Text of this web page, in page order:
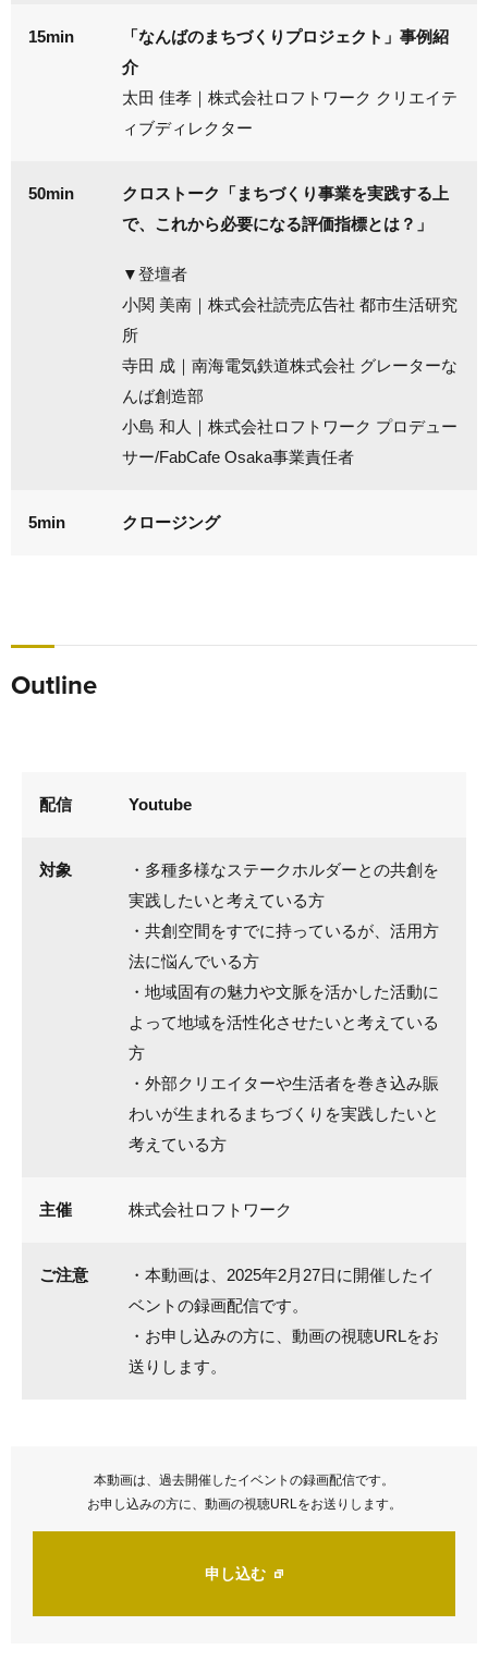
15min
「なんばのまちづくりプロジェクト」事例紹
介
太田 佳孝｜株式会社ロフトワーク クリエイテ
ィブディレクター
50min
クロストーク「まちづくり事業を実践する上
で、これから必要になる評価指標とは？」
▼登壇者
小関 美南｜株式会社読売広告社 都市生活研究
所
寺田 成｜南海電気鉄道株式会社 グレーターな
んば創造部
小島 和人｜株式会社ロフトワーク プロデュー
サー/FabCafe Osaka事業責任者
5min クロージング
Outline
配信 Youtube
対象
・多種多様なステークホルダーとの共創を
実践したいと考えている方
・共創空間をすでに持っているが、活用方
法に悩んでいる方
・地域固有の魅力や文脈を活かした活動に
よって地域を活性化させたいと考えている
方
・外部クリエイターや生活者を巻き込み賑
わいが生まれるまちづくりを実践したいと
考えている方
主催 株式会社ロフトワーク
ご注意
・本動画は、2025年2月27日に開催したイ
ベントの録画配信です。
・お申し込みの方に、動画の視聴URLをお
送りします。
本動画は、過去開催したイベントの録画配信です。
お申し込みの方に、動画の視聴URLをお送りします。
申し込む新しいタブで開く